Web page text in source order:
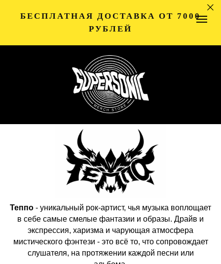
БЕСПЛАТНАЯ ДОСТАВКА ОТ 7000
РУБЛЕЙ
Теппо - уникальный рок-артист, чья музыка воплощает
в себе самые смелые фантазии и образы. Драйв и
экспрессия, харизма и чарующая атмосфера
мистического фэнтези - это всё то, что сопровождает
слушателя, на протяжении каждой песни или